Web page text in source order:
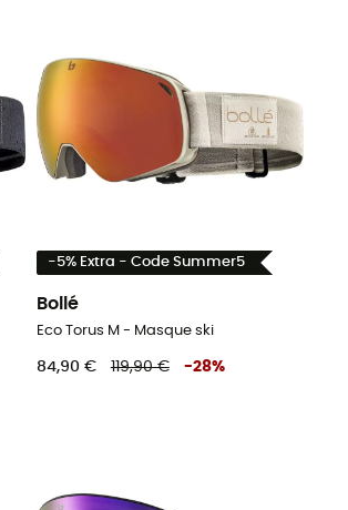
-5% Extra - Code Summer5
Bollé
Eco Torus M - Masque ski
84,90 € 119,90 € -28%